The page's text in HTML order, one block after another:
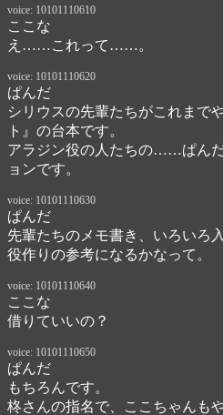
voice: 10101110610
ここな
え……これって……。
voice: 10101110620
ぱんだ
シリウスの先輩たちがこれまで
ト』の台本です。
アラジン役の人たちの……ぱん
ョンです。
voice: 10101110630
ぱんだ
先輩たちのメモ書き、いろいろ
役作りの参考になるかなって。
voice: 10101110640
ここな
借りていいの？
voice: 10101110650
ぱんだ
もちろんです。
柊さんの指名で、ここちゃんも